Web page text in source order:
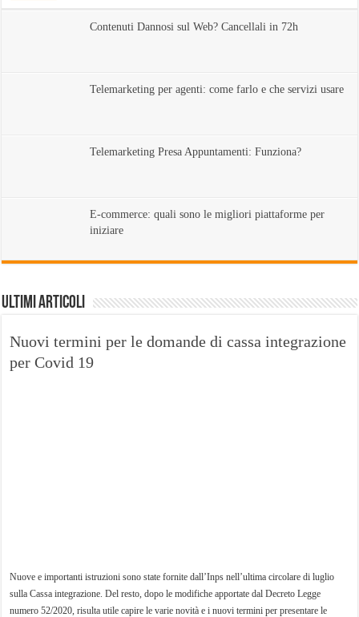
Contenuti Dannosi sul Web? Cancellali in 72h
Telemarketing per agenti: come farlo e che servizi usare
Telemarketing Presa Appuntamenti: Funziona?
E-commerce: quali sono le migliori piattaforme per
iniziare
Ultimi Articoli
Nuovi termini per le domande di cassa integrazione
per Covid 19
Nuove e importanti istruzioni sono state fornite dall’Inps nell’ultima circolare di luglio
sulla Cassa integrazione. Del resto, dopo le modifiche apportate dal Decreto Legge
numero 52/2020, risulta utile capire le varie novità e i nuovi termini per presentare le